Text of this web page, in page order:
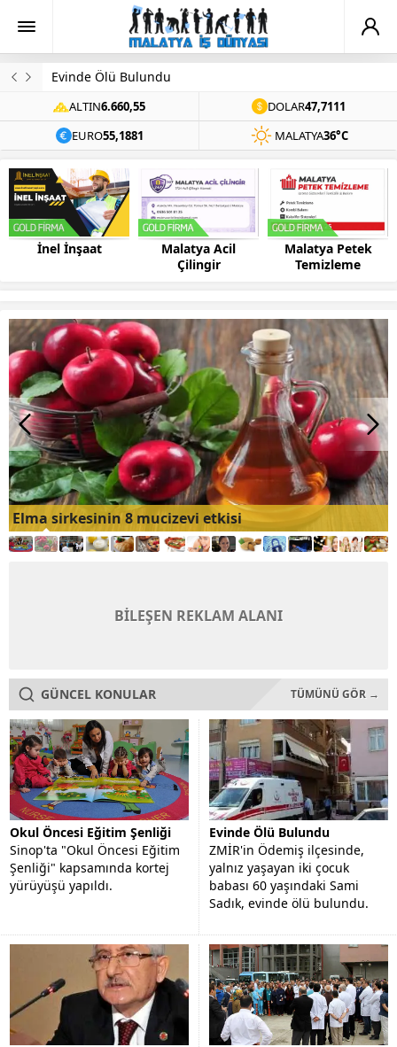
Evinde Ölü Bulundu
ALTIN6.660,55 DOLAR47,7111
EURO55,1881 MALATYA36°C
Malatya Acil
Malatya Petek
Temizleme
Bilsis Bilgisayar
Elma sirkesinin 8 mucizevi etkisi
BİLEŞEN REKLAM ALANI
GÜNCEL KONULAR TÜMÜNÜ GÖR →
Okul Öncesi Eğitim Şenliği
Sinop'ta "Okul Öncesi Eğitim
Şenliği" kapsamında kortej
yürüyüşü yapıldı.
Evinde Ölü Bulundu
ZMİR'in Ödemiş ilçesinde,
yalnız yaşayan iki çocuk
babası 60 yaşındaki Sami
Sadık, evinde ölü bulundu.